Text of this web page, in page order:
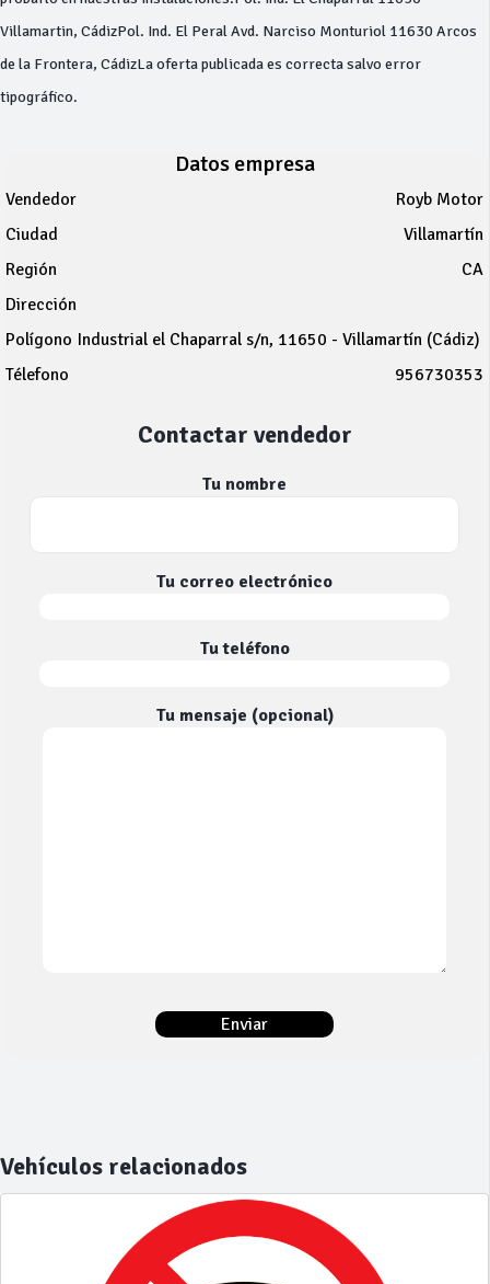
Villamartin, CádizPol. Ind. El Peral Avd. Narciso Monturiol 11630 Arcos
de la Frontera, CádizLa oferta publicada es correcta salvo error
tipográfico.
Datos empresa
Vendedor
Royb Motor
Ciudad
Villamartín
Región
CA
Dirección
Polígono Industrial el Chaparral s/n, 11650 - Villamartín (Cádiz)
Télefono
956730353
Contactar vendedor
Tu nombre
Tu correo electrónico
Tu teléfono
Tu mensaje (opcional)
Vehículos relacionados